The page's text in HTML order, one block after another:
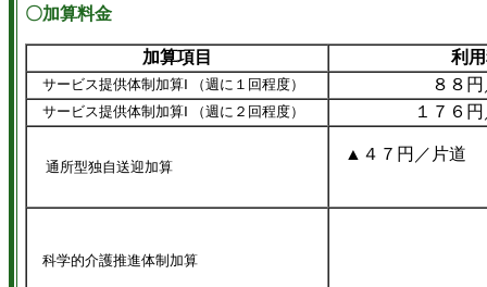
〇加算料金
加算項目 利
サービス提供体制加算Ⅰ （週に１回程度） ８８
サービス提供体制加算Ⅰ （週に２回程度） １７６
通所型独自送迎加算
▲４７円／片
科学的介護推進体制加算